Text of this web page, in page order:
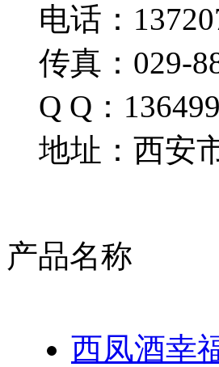
电话：
传真：029-
Q Q：
地址：西安
产品名称
西凤酒幸